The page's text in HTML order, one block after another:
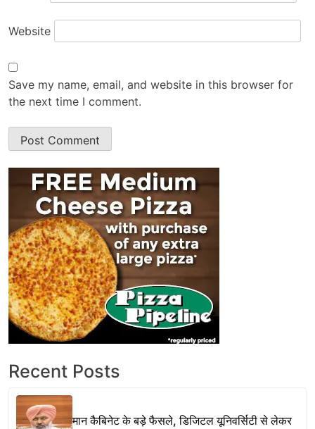
Website
Save my name, email, and website in this browser for
the next time I comment.
Recent Posts
मान कैबिनेट के बड़े फैसले, डिजिटल यूनिवर्सिटी से लेकर